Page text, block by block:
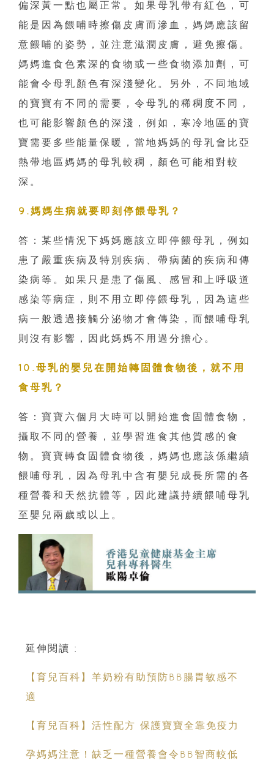
偏深黃一點也屬正常。如果母乳帶有紅色，可
能是因為餵哺時擦傷皮膚而滲血，媽媽應該留
意餵哺的姿勢，並注意滋潤皮膚，避免擦傷。
媽媽進食色素深的食物或一些食物添加劑，可
能會令母乳顏色有深淺變化。另外，不同地域
的寶寶有不同的需要，令母乳的稀稠度不同，
也可能影響顏色的深淺，例如，寒冷地區的寶
寶需要多些能量保暖，當地媽媽的母乳會比亞
熱帶地區媽媽的母乳較稠，顏色可能相對較
深。
9.媽媽生病就要即刻停餵母乳？
答：某些情況下媽媽應該立即停餵母乳，例如
患了嚴重疾病及特別疾病、帶病菌的疾病和傳
染病等。如果只是患了傷風、感冒和上呼吸道
感染等病症，則不用立即停餵母乳，因為這些
病一般透過接觸分泌物才會傳染，而餵哺母乳
則沒有影響，因此媽媽不用過分擔心。
10.母乳的嬰兒在開始轉固體食物後，就不用
食母乳？
答：寶寶六個月大時可以開始進食固體食物，
攝取不同的營養，並學習進食其他質感的食
物。寶寶轉食固體食物後，媽媽也應該係繼續
餵哺母乳，因為母乳中含有嬰兒成長所需的各
種營養和天然抗體等，因此建議持續餵哺母乳
至嬰兒兩歲或以上。
延伸閱讀 :
【育兒百科】羊奶粉有助預防BB腸胃敏感不
適
【育兒百科】活性配方 保護寶寶全靠免疫力
孕媽媽注意！缺乏一種營養會令BB智商較低